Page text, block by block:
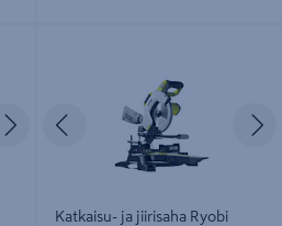
SeuraavaEdellinen
Katkaisu- ja jiirisaha Ryobi